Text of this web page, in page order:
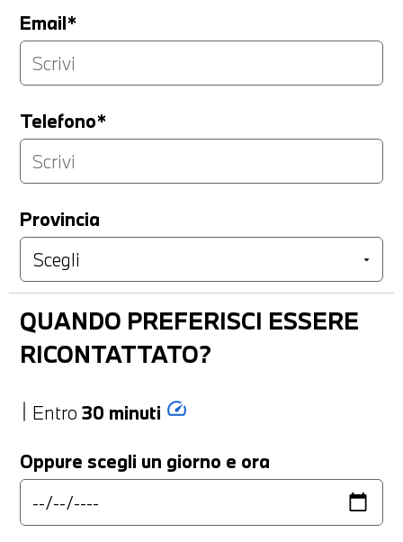
Email*
Telefono*
Provincia
QUANDO PREFERISCI ESSERE
RICONTATTATO?
Entro 30 minuti speed
Oppure scegli un giorno e ora